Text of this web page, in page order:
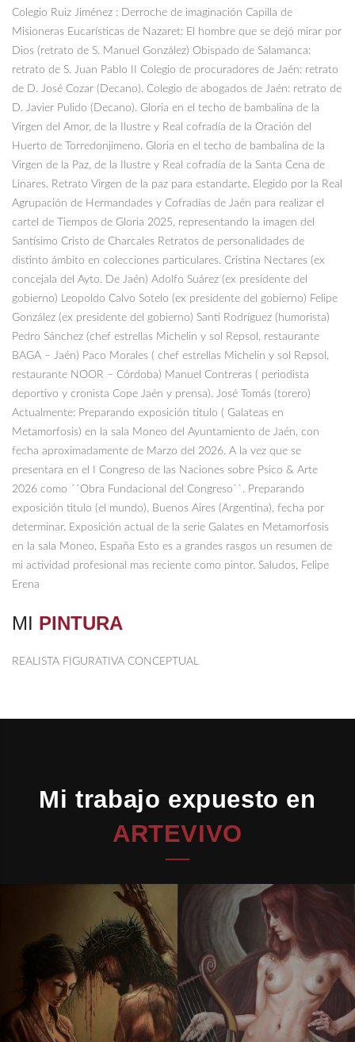
Colegio Ruiz Jiménez : Derroche de imaginación Capilla de
Misioneras Eucarísticas de Nazaret: El hombre que se dejó mirar por
Dios (retrato de S. Manuel González) Obispado de Salamanca:
retrato de S. Juan Pablo II Colegio de procuradores de Jaén: retrato
de D. José Cozar (Decano). Colegio de abogados de Jaén: retrato de
D. Javier Pulido (Decano). Gloria en el techo de bambalina de la
Virgen del Amor, de la Ilustre y Real cofradía de la Oración del
Huerto de Torredonjimeno. Gloria en el techo de bambalina de la
Virgen de la Paz, de la Ilustre y Real cofradía de la Santa Cena de
Linares. Retrato Virgen de la paz para estandarte. Elegido por la Real
Agrupación de Hermandades y Cofradías de Jaén para realizar el
cartel de Tiempos de Gloria 2025, representando la imagen del
Santísimo Cristo de Charcales Retratos de personalidades de
distinto ámbito en colecciones particulares. Cristina Nectares (ex
concejala del Ayto. De Jaén) Adolfo Suárez (ex presidente del
gobierno) Leopoldo Calvo Sotelo (ex presidente del gobierno) Felipe
González (ex presidente del gobierno) Santi Rodríguez (humorista)
Pedro Sánchez (chef estrellas Michelin y sol Repsol, restaurante
BAGA – Jaén) Paco Morales ( chef estrellas Michelin y sol Repsol,
restaurante NOOR – Córdoba) Manuel Contreras ( periodista
deportivo y cronista Cope Jaén y prensa). José Tomás (torero)
Actualmente: Preparando exposición titulo ( Galateas en
Metamorfosis) en la sala Moneo del Ayuntamiento de Jaén, con
fecha aproximadamente de Marzo del 2026. A la vez que se
presentara en el I Congreso de las Naciones sobre Psico & Arte
2026 como ´´Obra Fundacional del Congreso``. Preparando
exposición titulo (el mundo), Buenos Aires (Argentina), fecha por
determinar. Exposición actual de la serie Galates en Metamorfosis
en la sala Moneo, España Esto es a grandes rasgos un resumen de
mi actividad profesional mas reciente como pintor. Saludos, Felipe
Erena
MI PINTURA
REALISTA FIGURATIVA CONCEPTUAL
Mi trabajo expuesto en
ARTEVIVO